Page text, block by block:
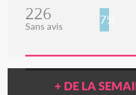
226
Sans avis 7%
+ DE LA